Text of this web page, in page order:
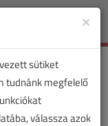
Toggle
×
sütiket
tudnánk megfelelő
válassza azok